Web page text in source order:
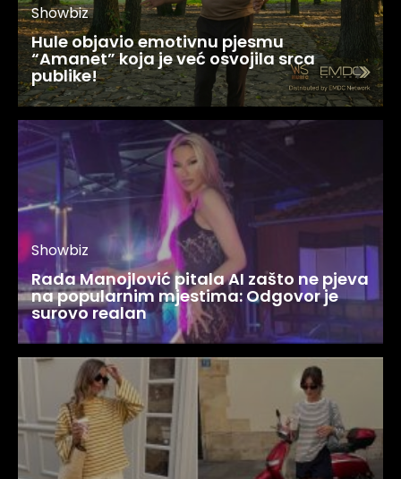
Showbiz
Hule objavio emotivnu pjesmu
“Amanet” koja je već osvojila srca
publike!
Showbiz
Rada Manojlović pitala AI zašto ne pjeva
na popularnim mjestima: Odgovor je
surovo realan